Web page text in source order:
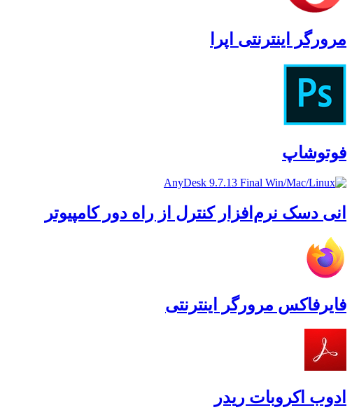
مرورگر اینترنتی اپرا
فوتوشاپ
انی دسک نرم‌افزار کنترل از راه دور کامپیوتر
فایرفاکس مرورگر اینترنتی
ادوب اکروبات ریدر